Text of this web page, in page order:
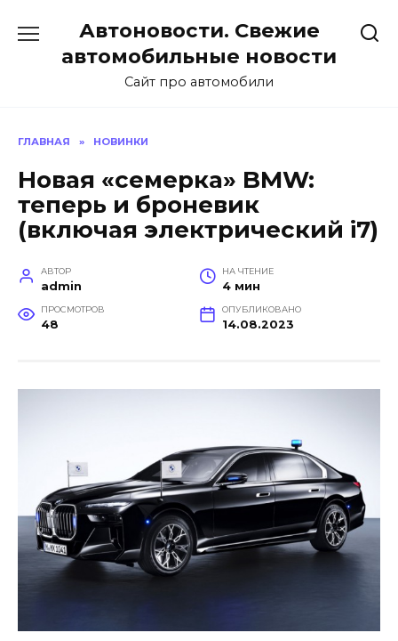
содержанию
Автоновости. Свежие
автомобильные новости
Сайт про автомобили
ГЛАВНАЯ » НОВИНКИ
Новая «семерка» BMW:
теперь и броневик
(включая электрический i7)
АВТОР
admin
НА ЧТЕНИЕ
4 мин
ПРОСМОТРОВ
48
ОПУБЛИКОВАНО
14.08.2023